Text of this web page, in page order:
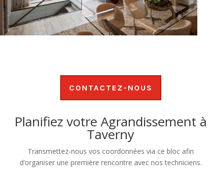
CONTACTEZ-NOUS
Planifiez votre Agrandissement à
Taverny
Transmettez-nous vos coordonnées via ce bloc afin
d’organiser une première rencontre avec nos techniciens.